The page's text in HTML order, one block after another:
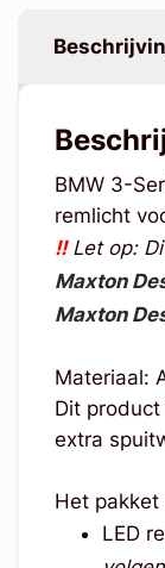
BMW 3-
remlicht
!!Let op:
Maxton
Maxton
Materiaal:
Dit
extra
Het
LED